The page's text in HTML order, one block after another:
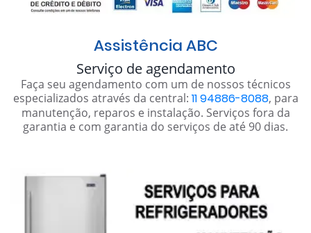
Assistência ABC
Serviço de agendamento
Faça seu agendamento com um de nossos técnicos
especializados através da central: 11 94886-8088, para
manutenção, reparos e instalação. Serviços fora da
garantia e com garantia do serviços de até 90 dias.